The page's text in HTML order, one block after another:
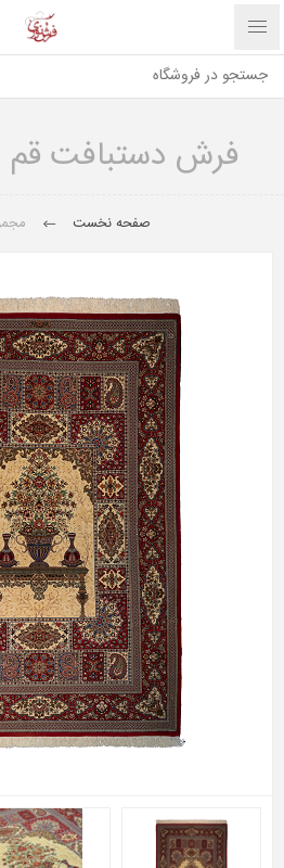
فرش دستبافت قم (کد
صفحه نخست